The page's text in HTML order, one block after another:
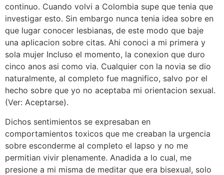
continuo. Cuando volvi a Colombia supe que tenia que
investigar esto. Sin embargo nunca tenia idea sobre en
que lugar conocer lesbianas, de este modo que baje
una aplicacion sobre citas. Ahi conoci a mi primera y
sola mujer Incluso el momento, la conexion que duro
cinco anos asi­ como vi­a. Cualquier con la novia se dio
naturalmente, al completo fue magnifico, salvo por el
hecho sobre que yo no aceptaba mi orientacion sexual.
(Ver: Aceptarse).
Dichos sentimientos se expresaban en
comportamientos toxicos que me creaban la urgencia
sobre esconderme al completo el lapso y no me
permitian vivir plenamente. Anadida a lo cual, me
presione a mi misma de meditar que era bisexual, solo